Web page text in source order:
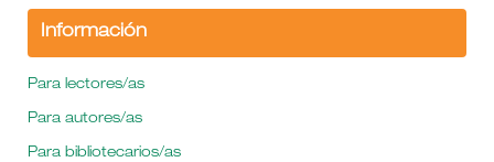
Información
Para lectores/as
Para autores/as
Para bibliotecarios/as